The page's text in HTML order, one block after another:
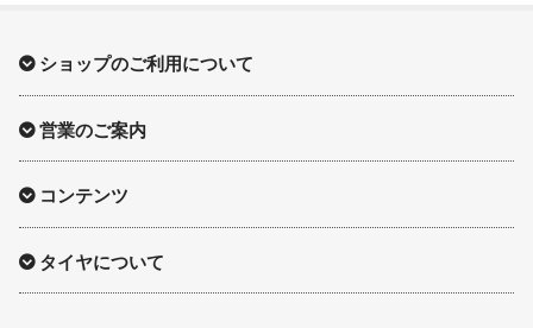
ショップのご利用について
営業のご案内
コンテンツ
タイヤについて